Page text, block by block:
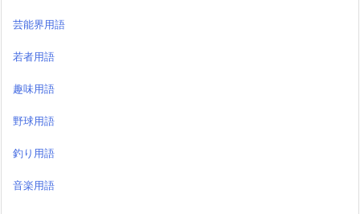
芸能界用語
若者用語
趣味用語
野球用語
釣り用語
音楽用語